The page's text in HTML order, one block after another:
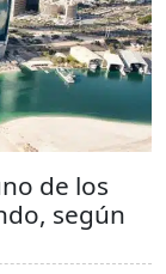
de los
según